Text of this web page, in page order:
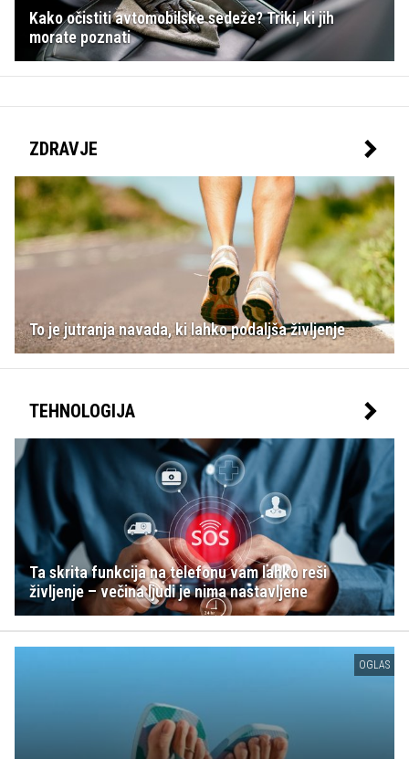
Kako očistiti avtomobilske sedeže? Triki, ki jih
morate poznati
ZDRAVJE
To je jutranja navada, ki lahko podaljša življenje
TEHNOLOGIJA
Ta skrita funkcija na telefonu vam lahko reši
življenje – večina ljudi je nima nastavljene
OGLAS